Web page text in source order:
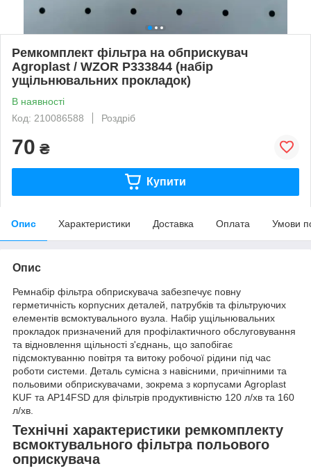
Ремкомплект фільтра на обприскувач
Agroplast / WZOR P333844 (набір
ущільнювальних прокладок)
В наявності
Код: 210086588
Роздріб
70 ₴
Купити
Опис Характеристики Доставка Оплата Умови
Опис
Ремнабір фільтра обприскувача забезпечує повну
герметичність корпусних деталей, патрубків та фільтруючих
елементів всмоктувального вузла. Набір ущільнювальних
прокладок призначений для профілактичного обслуговування
та відновлення щільності з'єднань, що запобігає
підсмоктуванню повітря та витоку робочої рідини під час
роботи системи. Деталь сумісна з навісними, причіпними та
польовими обприскувачами, зокрема з корпусами Agroplast
KUF та AP14FSD для фільтрів продуктивністю 120 л/хв та 160
л/хв.
Технічні характеристики ремкомплекту
всмоктувального фільтра польового
оприскувача